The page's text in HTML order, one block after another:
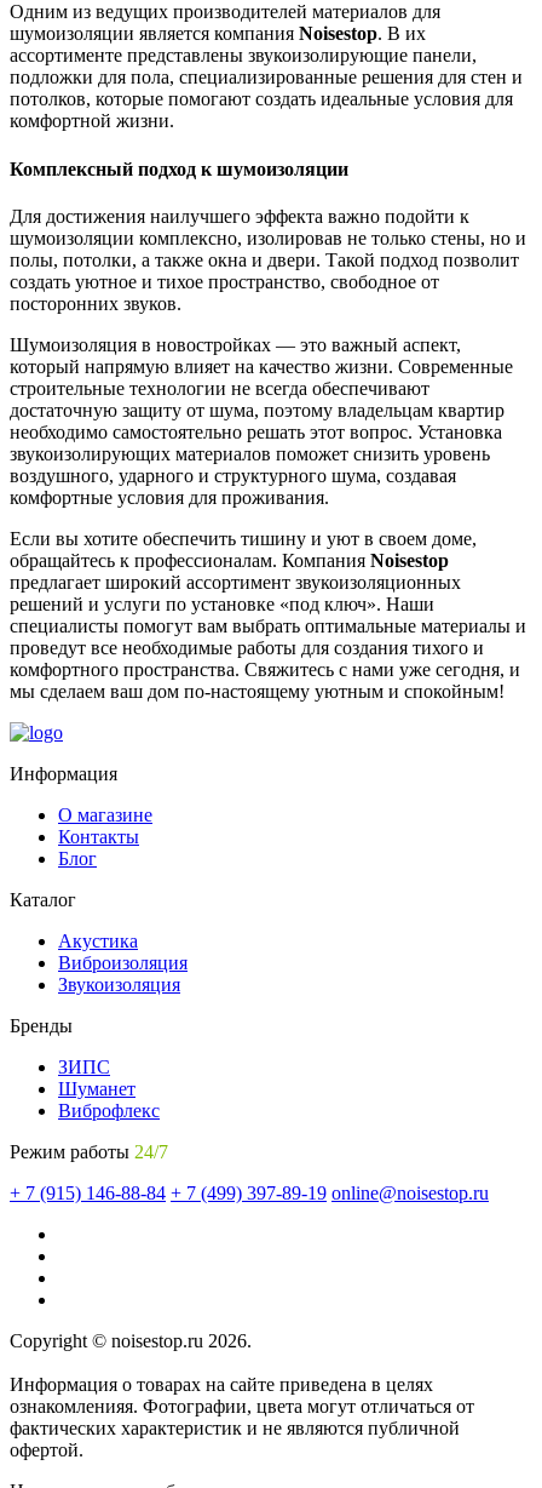
Одним из ведущих производителей материалов для
шумоизоляции является компания Noisestop. В их
ассортименте представлены звукоизолирующие панели,
подложки для пола, специализированные решения для стен и
потолков, которые помогают создать идеальные условия для
комфортной жизни.
Комплексный подход к шумоизоляции
Для достижения наилучшего эффекта важно подойти к
шумоизоляции комплексно, изолировав не только стены, но и
полы, потолки, а также окна и двери. Такой подход позволит
создать уютное и тихое пространство, свободное от
посторонних звуков.
Шумоизоляция в новостройках — это важный аспект,
который напрямую влияет на качество жизни. Современные
строительные технологии не всегда обеспечивают
достаточную защиту от шума, поэтому владельцам квартир
необходимо самостоятельно решать этот вопрос. Установка
звукоизолирующих материалов поможет снизить уровень
воздушного, ударного и структурного шума, создавая
комфортные условия для проживания.
Если вы хотите обеспечить тишину и уют в своем доме,
обращайтесь к профессионалам. Компания Noisestop
предлагает широкий ассортимент звукоизоляционных
решений и услуги по установке «под ключ». Наши
специалисты помогут вам выбрать оптимальные материалы и
проведут все необходимые работы для создания тихого и
комфортного пространства. Свяжитесь с нами уже сегодня, и
мы сделаем ваш дом по-настоящему уютным и спокойным!
Информация
О магазине
Контакты
Блог
Каталог
Акустика
Виброизоляция
Звукоизоляция
Бренды
ЗИПС
Шуманет
Виброфлекс
Режим работы 24/7
+ 7 (915) 146-88-84 + 7 (499) 397-89-19 online@noisestop.ru
Copyright © noisestop.ru 2026.
Информация о товарах на сайте приведена в целях
ознакомленияя. Фотографии, цвета могут отличаться от
фактических характеристик и не являются публичной
офертой.